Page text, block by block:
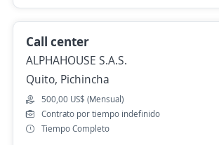
Call center
ALPHAHOUSE S.A.S.
Quito, Pichincha
500,00 US$ (Mensual)
Contrato por tiempo indefinido
Tiempo Completo